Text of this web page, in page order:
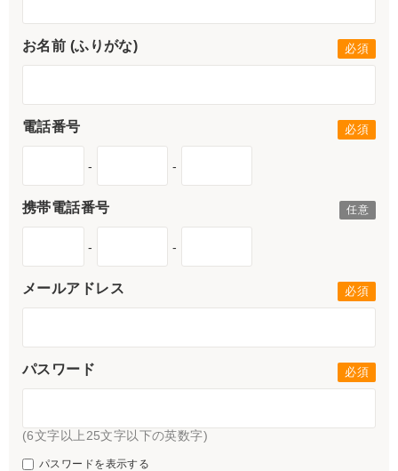
お名前 (ふりがな)
電話番号
- -
携帯電話番号
- -
メールアドレス
パスワード
(6文字以上25文字以下の英数字)
パスワードを表示する